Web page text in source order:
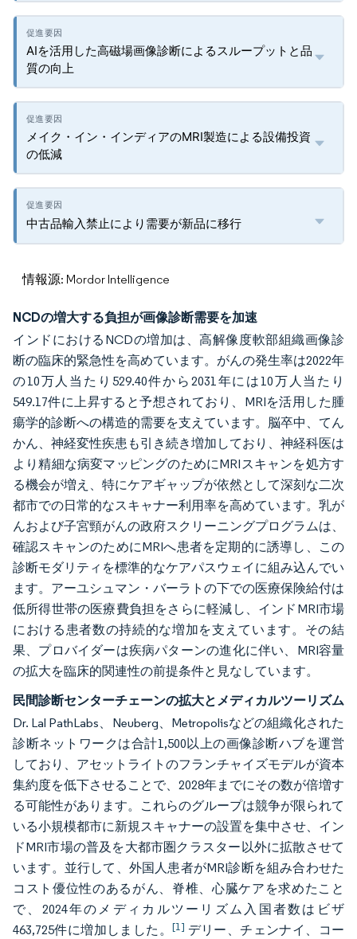
AIを活用した高磁場画像診断によるスループットと品
質の向上
メイク・イン・インディアのMRI製造による設備投資
の低減
中古品輸入禁止により需要が新品に移行
情報源: Mordor Intelligence
NCDの増大する負担が画像診断需要を加速
インドにおけるNCDの増加は、高解像度軟部組織画像診
断の臨床的緊急性を高めています。がんの発生率は2022年
の10万人当たり529.40件から2031年には10万人当たり
549.17件に上昇すると予想されており、MRIを活用した腫
瘍学的診断への構造的需要を支えています。脳卒中、てん
かん、神経変性疾患も引き続き増加しており、神経科医は
より精細な病変マッピングのためにMRIスキャンを処方す
る機会が増え、特にケアギャップが依然として深刻な二次
都市での日常的なスキャナー利用率を高めています。乳が
んおよび子宮頸がんの政府スクリーニングプログラムは、
確認スキャンのためにMRIへ患者を定期的に誘導し、この
診断モダリティを標準的なケアパスウェイに組み込んでい
ます。アーユシュマン・バーラトの下での医療保険給付は
低所得世帯の医療費負担をさらに軽減し、インドMRI市場
における患者数の持続的な増加を支えています。その結
果、プロバイダーは疾病パターンの進化に伴い、MRI容量
の拡大を臨床的関連性の前提条件と見なしています。
民間診断センターチェーンの拡大とメディカルツーリズム
Dr. Lal PathLabs、Neuberg、Metropolisなどの組織化された
診断ネットワークは合計1,500以上の画像診断ハブを運営
しており、アセットライトのフランチャイズモデルが資本
集約度を低下させることで、2028年までにその数が倍増す
る可能性があります。これらのグループは競争が限られて
いる小規模都市に新規スキャナーの設置を集中させ、イン
ドMRI市場の普及を大都市圏クラスター以外に拡散させて
います。並行して、外国人患者がMRI診断を組み合わせた
コスト優位性のあるがん、脊椎、心臓ケアを求めたこと
で、2024年のメディカルツーリズム入国者数はビザ
463,725件に増加しました。[1] デリー、チェンナイ、コー